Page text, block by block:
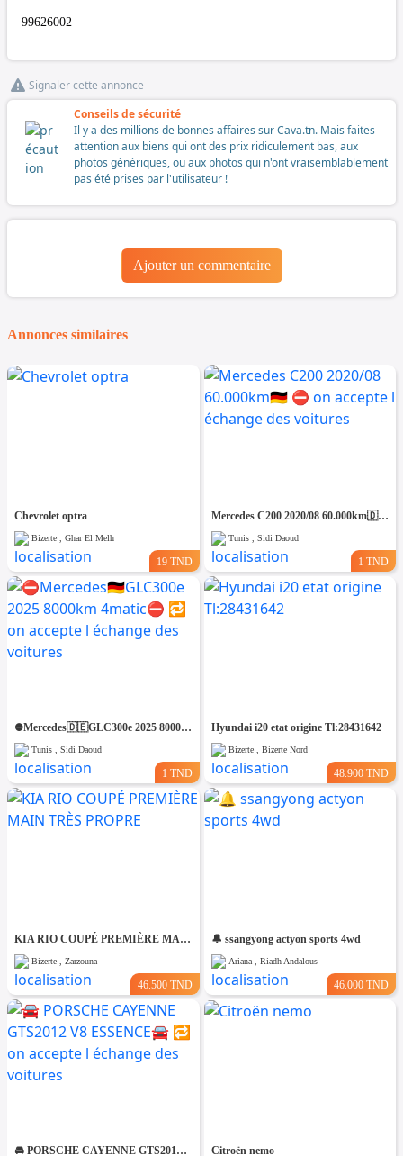
99626002
Signaler cette annonce
Conseils de sécurité
Il y a des millions de bonnes affaires sur Cava.tn. Mais faites
attention aux biens qui ont des prix ridiculement bas, aux
photos génériques, ou aux photos qui n'ont vraisemblablement
pas été prises par l'utilisateur !
Ajouter un commentaire
Annonces similaires
Chevrolet optra
Bizerte , Ghar El Melh
19 TND
Mercedes C200 2020/08 60.000km🇩🇪 ⛔️ on accepte l échange des voitures
Tunis , Sidi Daoud
1 TND
⛔️Mercedes🇩🇪GLC300e 2025 8000km 4matic⛔️ 🔁 on accepte l échange des voitures
Tunis , Sidi Daoud
1 TND
Hyundai i20 etat origine Tl:28431642
Bizerte , Bizerte Nord
48.900 TND
KIA RIO COUPÉ PREMIÈRE MAIN TRÈS PROPRE
Bizerte , Zarzouna
46.500 TND
🔔 ssangyong actyon sports 4wd
Ariana , Riadh Andalous
46.000 TND
🚘 PORSCHE CAYENNE GTS2012 V8 ESSENCE🚘 🔁 on accepte l échange des voitures Citroën nemo